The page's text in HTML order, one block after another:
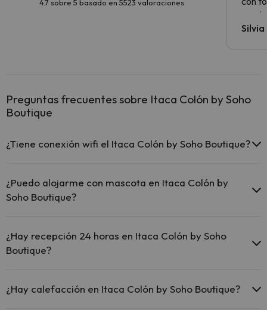
4.7 sobre 5 basado en 5523 valoraciones
Preguntas frecuentes sobre Itaca Colón by Soho
Boutique
¿Tiene conexión wifi el Itaca Colón by Soho Boutique?
todo el hotel.
El Itaca Colón by Soho Boutique ofrece Wi-Fi gratuito en
zonas comunes.
¿Puedo alojarme con mascota en Itaca Colón by
Soho Boutique?
petición y de pago directo en hotel). Consulta las condiciones.
¿Hay recepción 24 horas en Itaca Colón by Soho
Boutique?
¿Hay calefacción en Itaca Colón by Soho Boutique?